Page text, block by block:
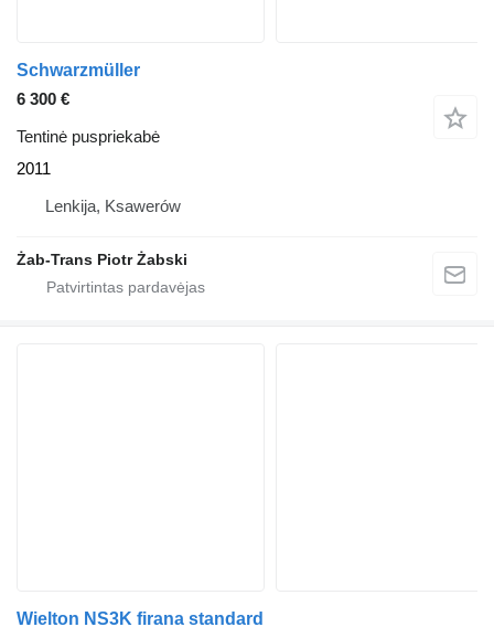
Schwarzmüller
6 300 €
Tentinė puspriekabė
2011
Lenkija, Ksawerów
Żab-Trans Piotr Żabski
Wielton NS3K firana standard